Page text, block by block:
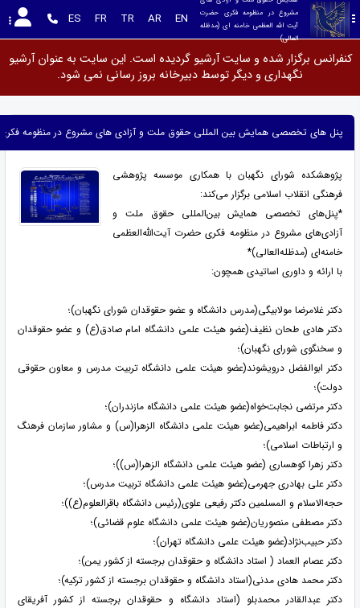
العالی)
EN
AR
TR
FR
ES
کنفرانس برگزار شده و سایت آرشیو گردیده است. این سایت به عنوان آرشیو
نگهداری و دیگر توسط دبیرخانه بروز رسانی نمی شود.
پنل های تخصصی همایش بین المللی حقوق ملت و آزادی های مشروع در منظومه فکری
پژوهشکده شورای نگهبان با همکاری موسسه پژوهشی
فرهنگی انقلاب اسلامی برگزار می‌کند:
*پنل‌های تخصصی همایش بین‌المللی حقوق ملت و
آزادی‌های مشروع در منظومه فکری حضرت آیت‌الله‌العظمی
خامنه‌ای (مدظله‌العالی)*
با ارائه و داوری اساتیدی همچون:
دکتر غلامرضا مولابيگی(مدرس دانشگاه و عضو حقوقدان شورای نگهبان)؛
دکتر هادی طحان نظیف(عضو هیئت علمی دانشگاه امام صادق(ع) و عضو حقوقدان
و سخنگوی شورای نگهبان)؛
دکتر ابوالفضل درویشوند(عضو هیئت علمی دانشگاه تربیت مدرس و معاون حقوقی
دولت)؛
دکتر مرتضی نجابت‌خواه(عضو هیئت علمی دانشگاه مازندران)؛
دکتر فاطمه ابراهیمی(عضو هیئت علمی دانشگاه الزهرا(س) و مشاور سازمان فرهنگ
و ارتباطات اسلامی)؛
دکتر زهرا کوهساری (عضو هیئت علمی دانشگاه الزهرا(س))؛
دکتر علی بهادری جهرمی(عضو هیئت علمی دانشگاه تربیت مدرس)؛
حجه‌الاسلام و المسلمین دکتر رفیعی علوی(رئیس دانشگاه باقرالعلوم(ع))؛
دکتر مصطفی منصوریان(عضو هیئت علمی دانشگاه علوم قضائی)؛
دکتر حبیب‌نژاد(عضو هیئت علمی دانشگاه تهران)؛
دکتر عصام العماد ( استاد دانشگاه و حقوقدان برجسته از کشور یمن)؛
دکتر محمد هادی مدنی(استاد دانشگاه و حقوقدان برجسته از کشور ترکیه)؛
دکتر عبدالقادر محمدبلو (استاد دانشگاه و حقوقدان برجسته از کشور آفریقای